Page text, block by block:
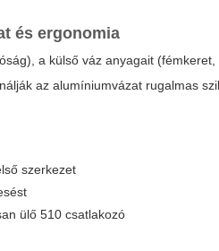
és ergonomia
a külső váz anyagait
az alumíniumvázat rugalmas
szerkezet
ülő 510 csatlakozó